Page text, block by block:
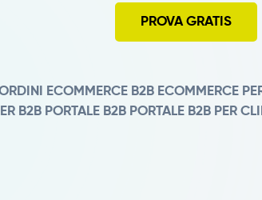
PROVA GRATIS
ECOMMERCE B2B ECOMMERCE
B2B PORTALE B2B PORTALE B2B PER